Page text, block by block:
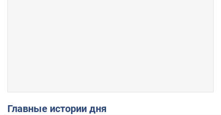
Главные истории дня